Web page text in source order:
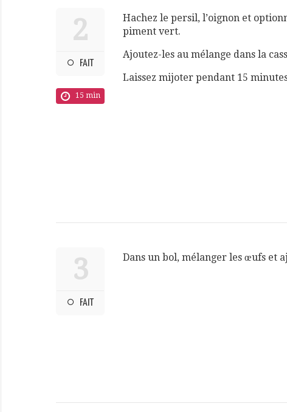
2
FAIT
15 min
Hachez le persil, l’oignon et
piment vert.
Ajoutez-les au mélange dans la
Laissez mijoter pendant 15
3
FAIT
Dans un bol, mélanger les œufs et